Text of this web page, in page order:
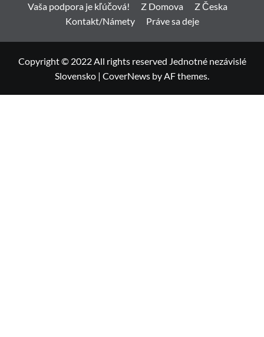
Vaša podpora je kľúčová!
Z Domova
Z Česka
Kontakt/Námety
Práve sa deje
Copyright © 2022 All rights reserved Jednotné nezávislé
Slovensko | CoverNews by AF themes.